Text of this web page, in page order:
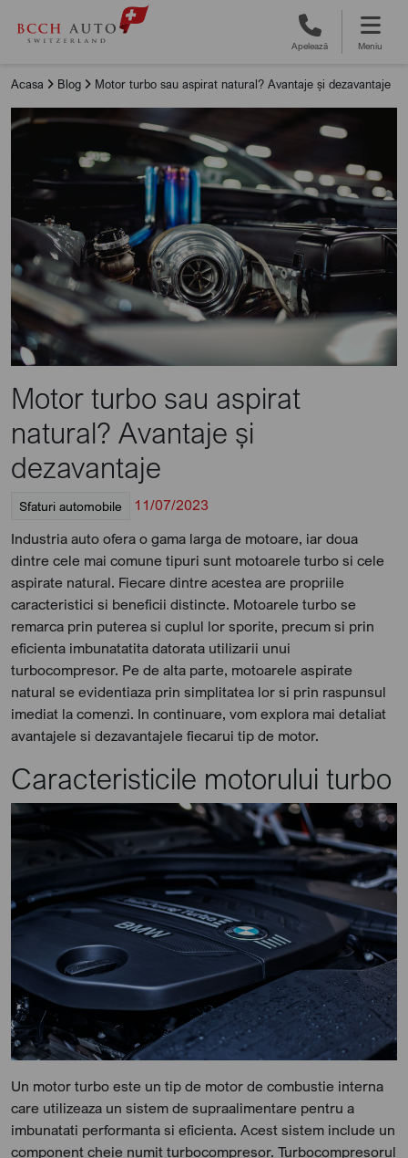
Apelează Meniu
Acasa Blog Motor turbo sau aspirat natural? Avantaje și dezavantaje
Motor turbo sau aspirat
natural? Avantaje și
dezavantaje
Sfaturi automobile
11/07/2023
Industria auto ofera o gama larga de motoare, iar doua
dintre cele mai comune tipuri sunt motoarele turbo si cele
aspirate natural. Fiecare dintre acestea are propriile
caracteristici si beneficii distincte. Motoarele turbo se
remarca prin puterea si cuplul lor sporite, precum si prin
eficienta imbunatatita datorata utilizarii unui
turbocompresor. Pe de alta parte, motoarele aspirate
natural se evidentiaza prin simplitatea lor si prin raspunsul
imediat la comenzi. In continuare, vom explora mai detaliat
avantajele si dezavantajele fiecarui tip de motor.
Caracteristicile motorului turbo
Un motor turbo este un tip de motor de combustie interna
care utilizeaza un sistem de supraalimentare pentru a
imbunatati performanta si eficienta. Acest sistem include un
component cheie numit turbocompresor. Turbocompresorul